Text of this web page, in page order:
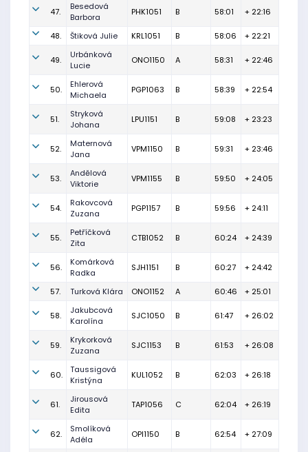
47.
Besedová
Barbora
PHK1051 B 58:01 + 22:16
48. Štiková Julie KRL1051 B 58:06 + 22:21
49.
Urbánková
Lucie
ONO1150 A 58:31 + 22:46
50.
Ehlerová
Michaela
PGP1063 B 58:39 + 22:54
51.
Stryková
Johana
LPU1151 B 59:08 + 23:23
52.
Maternová
Jana
VPM1150 B 59:31 + 23:46
53.
Andělová
Viktorie
VPM1155 B 59:50 + 24:05
54.
Rakovcová
Zuzana
PGP1157 B 59:56 + 24:11
55.
Petříčková
Zita
CTB1052 B 60:24 + 24:39
56.
Komárková
Radka
SJH1151 B 60:27 + 24:42
57. Turková Klára ONO1152 A 60:46 + 25:01
58.
Jakubcová
Karolína
SJC1050 B 61:47 + 26:02
59.
Krykorková
Zuzana
SJC1153 B 61:53 + 26:08
60.
Taussigová
Kristýna
KUL1052 B 62:03 + 26:18
61.
Jirousová
Edita
TAP1056 C 62:04 + 26:19
62.
Smolíková
Adéla
OPI1150 B 62:54 + 27:09